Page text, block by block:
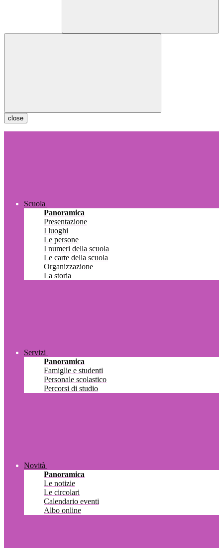
close
Scuola
Panoramica
Presentazione
I luoghi
Le persone
I numeri della scuola
Le carte della scuola
Organizzazione
La storia
Servizi
Panoramica
Famiglie e studenti
Personale scolastico
Percorsi di studio
Novità
Panoramica
Le notizie
Le circolari
Calendario eventi
Albo online